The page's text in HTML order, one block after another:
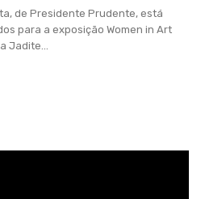
de Presidente Prudente, está
para a exposição Women in Art
Jadite...